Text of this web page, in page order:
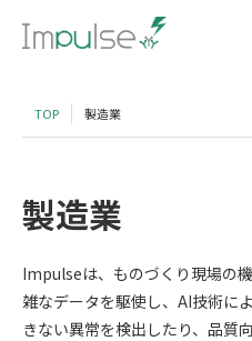
TOP 製造業
製造業
Impulseは、ものづくり現場の
雑なデータを駆使し、AI技術に
きない異常を検出したり、品質